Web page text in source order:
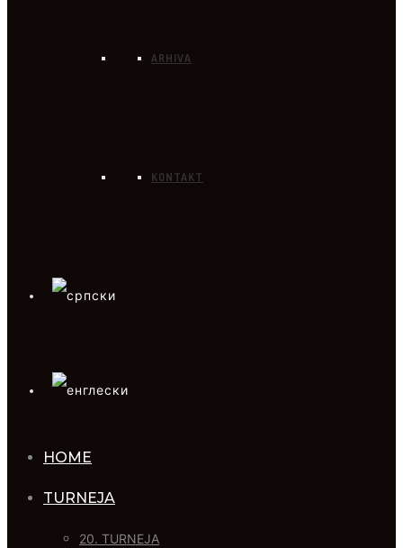
ARHIVA
KONTAKT
HOME
TURNEJA
20. TURNEJA